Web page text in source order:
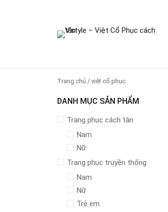
Trang chủ / việt cổ phục
DANH MỤC SẢN PHẨM
Trang phục cách tân
Nam
Nữ
Trang phục truyền thống
Nam
Nữ
Trẻ em